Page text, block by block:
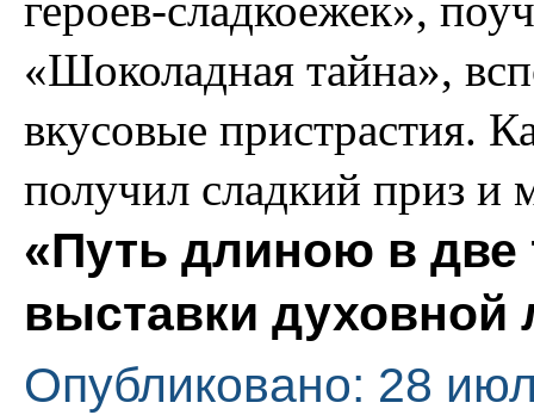
«Шоколадная тайна»,
вкусовые пристрастия.
получил сладкий приз и
«Путь длиною в две
выставки духовной
Опубликовано: 28